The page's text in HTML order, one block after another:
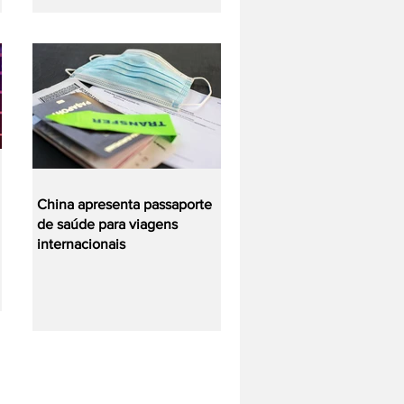
China apresenta passaporte
de saúde para viagens
internacionais